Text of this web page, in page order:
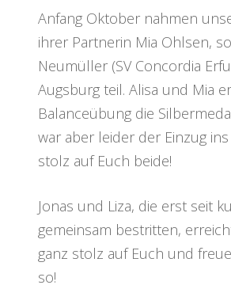
Anfang Oktober nahmen
ihrer Partnerin Mia Ohlsen,
Neumüller (SV Concordia
Augsburg teil. Alisa und Mia
Balanceübung die
war aber leider der Einzug
stolz auf Euch beide!
Jonas und Liza, die erst seit
gemeinsam bestritten,
ganz stolz auf Euch und
so!